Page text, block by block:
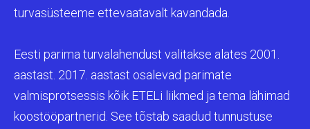
turvasüsteeme ettevaatavalt kavandada.
Eesti parima turvalahendust valitakse alates 2001.
aastast. 2017. aastast osalevad parimate
valmisprotsessis kõik ETELi liikmed ja tema lähimad
koostööpartnerid. See tõstab saadud tunnustuse